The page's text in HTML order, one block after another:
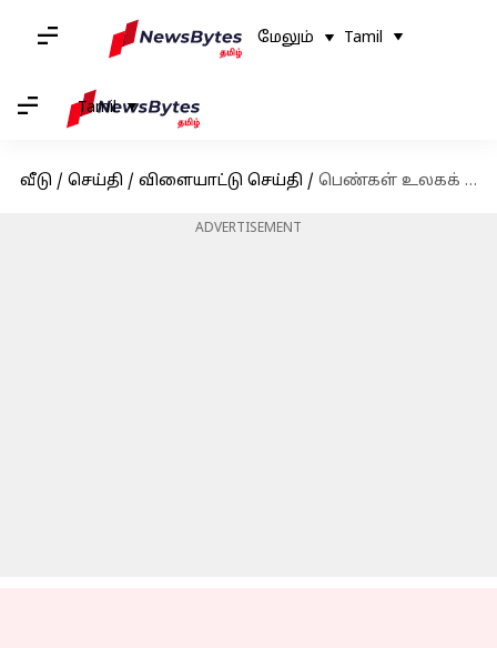
மேலும் Tamil
Tamil
வீடு / செய்தி / விளையாட்டு செய்தி / பெண்கள் உலகக் கோப்பையில் நியூசிலாந்தை வீழ்த்தி அரையிறுதிக்கு இந்தியா தகுதி
ADVERTISEMENT